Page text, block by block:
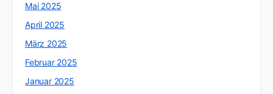
Mai 2025
April 2025
März 2025
Februar 2025
Januar 2025